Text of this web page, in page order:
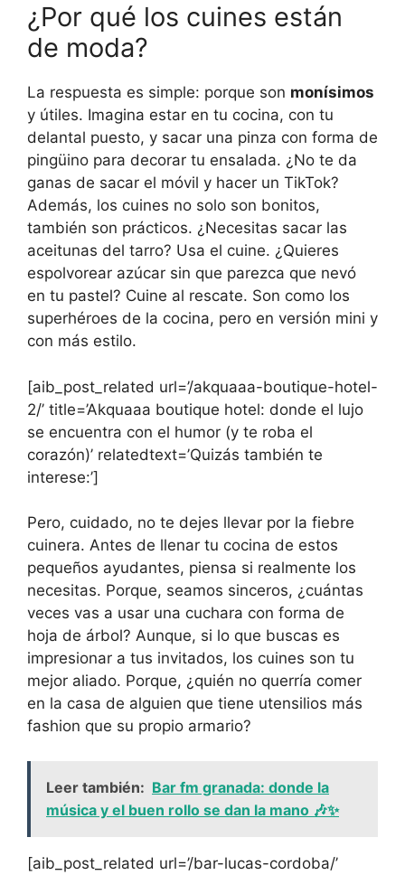
¿Por qué los cuines están
de moda?
La respuesta es simple: porque son monísimos
y útiles. Imagina estar en tu cocina, con tu
delantal puesto, y sacar una pinza con forma de
pingüino para decorar tu ensalada. ¿No te da
ganas de sacar el móvil y hacer un TikTok?
Además, los cuines no solo son bonitos,
también son prácticos. ¿Necesitas sacar las
aceitunas del tarro? Usa el cuine. ¿Quieres
espolvorear azúcar sin que parezca que nevó
en tu pastel? Cuine al rescate. Son como los
superhéroes de la cocina, pero en versión mini y
con más estilo.
[aib_post_related url=’/akquaaa-boutique-hotel-
2/’ title=’Akquaaa boutique hotel: donde el lujo
se encuentra con el humor (y te roba el
corazón)’ relatedtext=’Quizás también te
interese:’]
Pero, cuidado, no te dejes llevar por la fiebre
cuinera. Antes de llenar tu cocina de estos
pequeños ayudantes, piensa si realmente los
necesitas. Porque, seamos sinceros, ¿cuántas
veces vas a usar una cuchara con forma de
hoja de árbol? Aunque, si lo que buscas es
impresionar a tus invitados, los cuines son tu
mejor aliado. Porque, ¿quién no querría comer
en la casa de alguien que tiene utensilios más
fashion que su propio armario?
Leer también: Bar fm granada: donde la
música y el buen rollo se dan la mano 🎶✨
[aib_post_related url=’/bar-lucas-cordoba/’